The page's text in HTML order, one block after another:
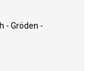
- Gröden -